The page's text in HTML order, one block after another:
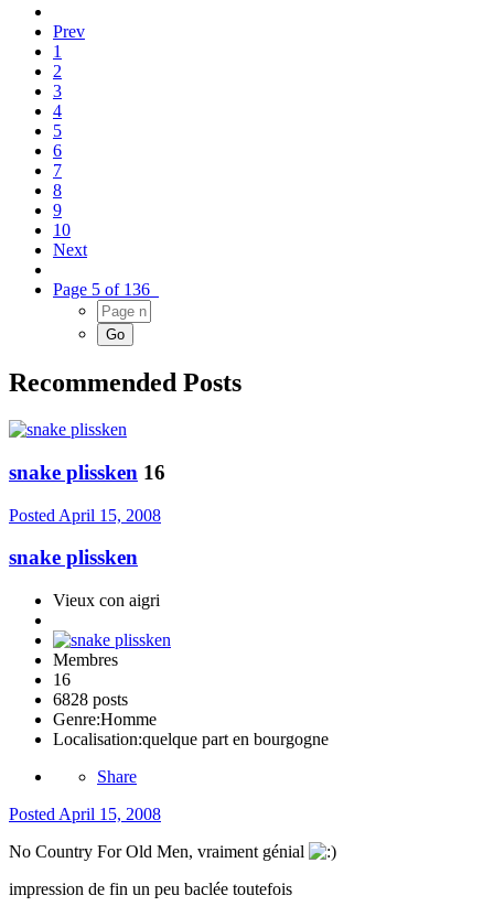
Prev
1
2
3
4
5
6
7
8
9
10
Next
Page 5 of 136
Recommended Posts
snake plissken 16
Posted April 15, 2008
snake plissken
Vieux con aigri
Membres
16
6828 posts
Genre:Homme
Localisation:quelque part en bourgogne
Share
Posted April 15, 2008
No Country For Old Men, vraiment génial
impression de fin un peu baclée toutefois